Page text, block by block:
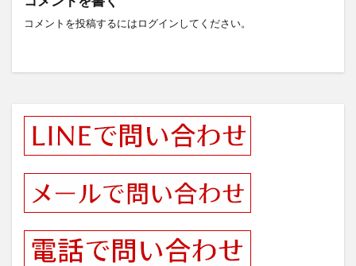
コメントを投稿するにはログインしてください。